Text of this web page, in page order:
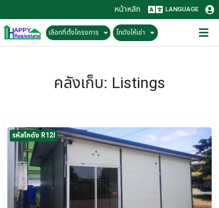
หน้าหลัก LANGUAGE
เลือกที่ตั้งโครงการ โกดังให้เช่า
คลังเก็บ: Listings
รหัสโกดัง R12I